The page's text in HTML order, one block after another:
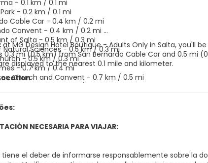
MG Design Hotel Boutique - Adults Only in Salta, you'll
0.3 mi (0.5 km) from San Bernardo Cable Car and 0.5 mi
displayed to the nearest 0.1 mile and kilometer.
- 0.1 km / 0.1 mi
- 0.2 km / 0.1 mi
Cable Car - 0.4 km / 0.2 mi
Convent - 0.4 km / 0.2 mi
of Salta - 0.5 km / 0.3 mi
Natural Sciences - 0.5 km / 0.3 mi
- 0.5 km / 0.3 mi
- 0.7 km / 0.4 mi
Church and Convent - 0.7 km / 0.5 mi
Center - 0.9 km / 0.6 mi
Theater - 1 km / 0.6 mi
- 1 km / 0.6 mi
of the North - 1 km / 0.6 mi
NECESARIA PARA VIAJAR:
tiene el deber de informarse responsablemente sobre la